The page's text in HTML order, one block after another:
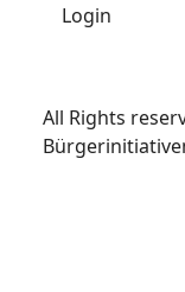
Login
All Rights